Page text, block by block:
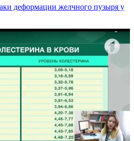
деформации желчного пузыря у